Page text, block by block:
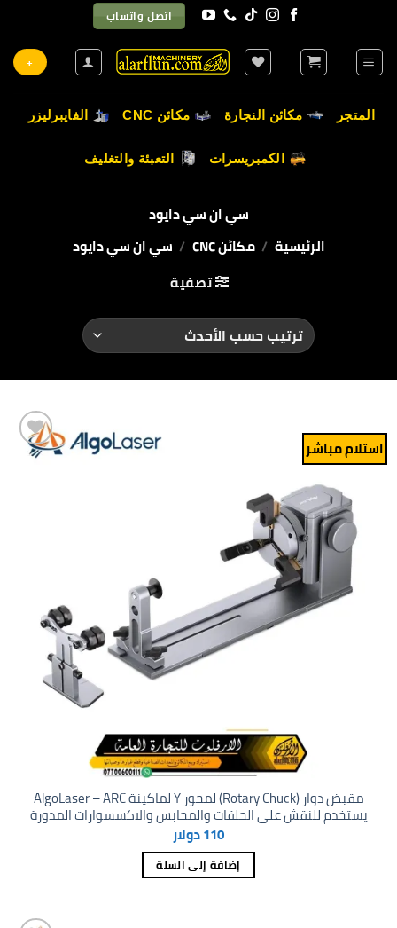
اتصل واتساب
+
المتجر مكائن النجارة مكائن CNC الفايبرليزر
الكمبريسرات التعبئة والتغليف
سي ان سي دايود
الرئيسية / مكائن CNC / سي ان سي دايود
تصفية
استلام مباشر
Add to
مقبض دوار (Rotary Chuck) لمحور Y لماكينة AlgoLaser – ARC
يستخدم للنقش على الحلقات والمحابس والاكسسوارات المدورة
110دولار
إضافة إلى السلة